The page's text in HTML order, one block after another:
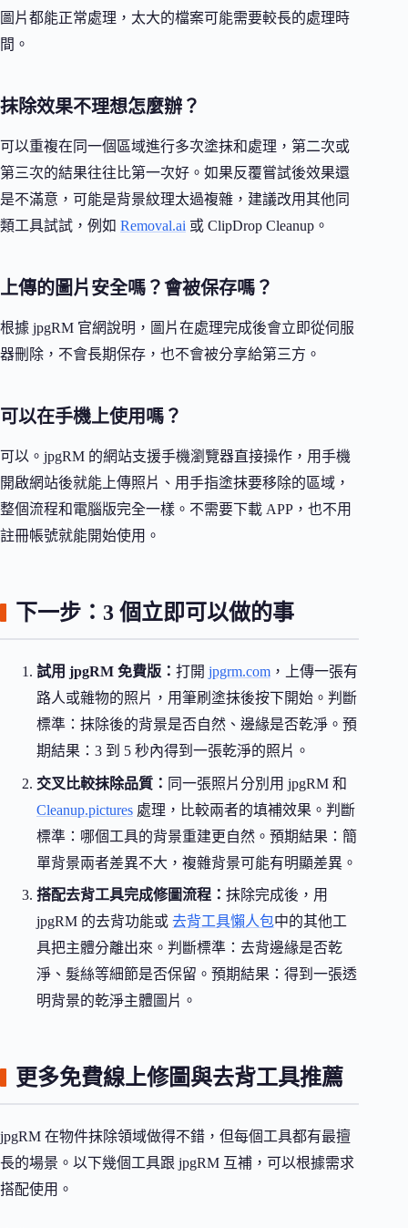
圖片都能正常處理，太大的檔案可能需要較長的處理時
間。
抹除效果不理想怎麼辦？
可以重複在同一個區域進行多次塗抹和處理，第二次或
第三次的結果往往比第一次好。如果反覆嘗試後效果還
是不滿意，可能是背景紋理太過複雜，建議改用其他同
類工具試試，例如 Removal.ai 或 ClipDrop Cleanup。
上傳的圖片安全嗎？會被保存嗎？
根據 jpgRM 官網說明，圖片在處理完成後會立即從伺服
器刪除，不會長期保存，也不會被分享給第三方。
可以在手機上使用嗎？
可以。jpgRM 的網站支援手機瀏覽器直接操作，用手機
開啟網站後就能上傳照片、用手指塗抹要移除的區域，
整個流程和電腦版完全一樣。不需要下載 APP，也不用
註冊帳號就能開始使用。
下一步：3 個立即可以做的事
試用 jpgRM 免費版： 打開 jpgrm.com ，上傳一張有
路人或雜物的照片，用筆刷塗抹後按下開始。判斷
標準：抹除後的背景是否自然、邊緣是否乾淨。預
期結果：3 到 5 秒內得到一張乾淨的照片。
交叉比較抹除品質： 同一張照片分別用 jpgRM 和
Cleanup.pictures 處理，比較兩者的填補效果。判斷
標準：哪個工具的背景重建更自然。預期結果：簡
單背景兩者差異不大，複雜背景可能有明顯差異。
搭配去背工具完成修圖流程： 抹除完成後，用
jpgRM 的去背功能或 去背工具懶人包中的其他工
具把主體分離出來。判斷標準：去背邊緣是否乾
淨、髮絲等細節是否保留。預期結果：得到一張透
明背景的乾淨主體圖片。
更多免費線上修圖與去背工具推薦
jpgRM 在物件抹除領域做得不錯，但每個工具都有最擅
長的場景。以下幾個工具跟 jpgRM 互補，可以根據需求
搭配使用。